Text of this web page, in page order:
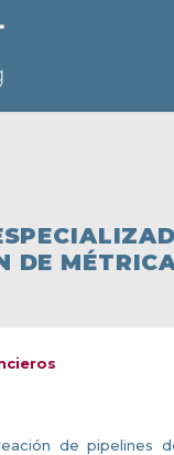
DE
de pipelines